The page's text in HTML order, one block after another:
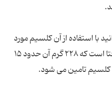
با استفاده از آن کلسیم مورد
نیاز بدن خود را تامین کنید پنیر فتا است که ۲۲۸ گرم آن حدود ۱۵
کلسیم تامین می شود.